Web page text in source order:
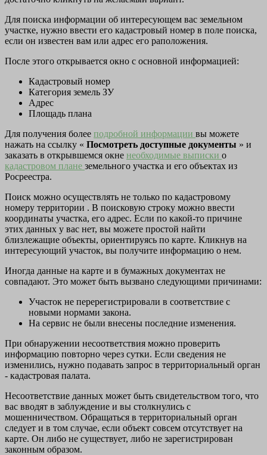
Для поиска информации об интересующем вас земельном
участке, нужно ввести его кадастровый номер в поле поиска,
если он известен вам или адрес его раположения.
После этого открывается окно с основной информацией:
Кадастровый номер
Категория земель ЗУ
Адрес
Площадь плана
Для получения более подробной информации вы можете
нажать на ссылку « Посмотреть доступные документы » и
заказать в открывшемся окне необходимые выписки о
кадастровом плане земельного участка и его объектах из
Росреестра.
Поиск можно осуществлять не только по кадастровому
номеру территории . В поисковую строку можно ввести
координаты участка, его адрес. Если по какой-то причине
этих данных у вас нет, вы можете простой найти
близлежащие объекты, ориентируясь по карте. Кликнув на
интересующий участок, вы получите информацию о нем.
Иногда данные на карте и в бумажных документах не
совпадают. Это может быть вызвано следующими причинами:
Участок не перерегистрировали в соответствие с
новыми нормами закона.
На сервис не были внесены последние изменения.
При обнаружении несоответствия можно проверить
информацию повторно через сутки. Если сведения не
изменились, нужно подавать запрос в территориальный орган
- кадастровая палата.
Несоответствие данных может быть свидетельством того, что
вас вводят в заблуждение и вы столкнулись с
мошенничеством. Обращаться в территориальный орган
следует и в том случае, если объект совсем отсутствует на
карте. Он либо не существует, либо не зарегистрирован
законным образом.